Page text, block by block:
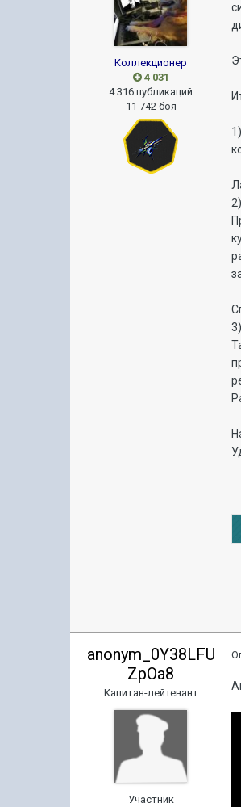
Коллекционер
4 031
4 316 публикаций
11 742 боя
anonym_0Y38LFU
ZpOa8
Капитан-лейтенант
Участник